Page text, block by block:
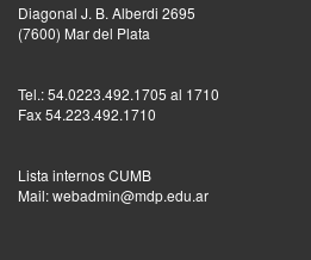
Diagonal J. B. Alberdi 2695
(7600) Mar del Plata
Tel.: 54.0223.492.1705 al 1710
Fax 54.223.492.1710
Lista internos CUMB
Mail: webadmin@mdp.edu.ar